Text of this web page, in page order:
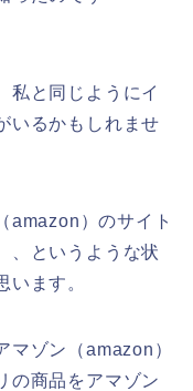
私と同じようにイ
いるかもしれませ
amazon）のサイト
、というような状
ます。
マゾン（amazon）
の商品をアマゾン